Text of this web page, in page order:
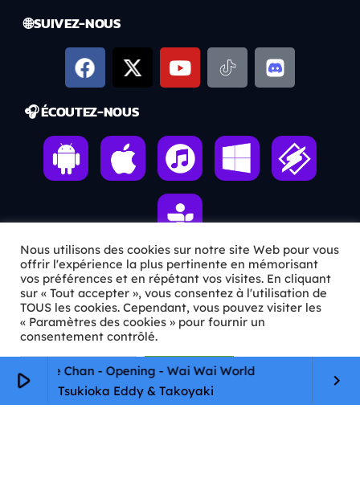
play_arrow
Arale Chan - Opening - Wai Wai World
Tsukioka Eddy & Takoyaki
keyboard_arrow_right
🌐 SUIVEZ-NOUS
🎧 ÉCOUTEZ-NOUS
ℹ️ INFOS PRATIQUES
✉️Contact
🦊Qui sommes-nous ?
📄
Mentions légales
Nous utilisons des cookies sur notre site Web pour vous
offrir l'expérience la plus pertinente en mémorisant
vos préférences et en répétant vos visites. En cliquant
sur « Tout accepter », vous consentez à l'utilisation de
TOUS les cookies. Cependant, vous pouvez visiter les
« Paramètres des cookies » pour fournir un
consentement contrôlé.
Paramètres Cookie Tout accepter